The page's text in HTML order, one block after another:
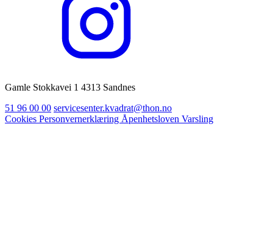
Gamle Stokkavei 1 4313 Sandnes
51 96 00 00 servicesenter.kvadrat@thon.no
Cookies Personvernerklæring Åpenhetsloven Varsling